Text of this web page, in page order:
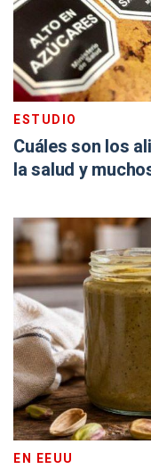
ESTUDIO
Cuáles son los
la salud y
EN EEUU